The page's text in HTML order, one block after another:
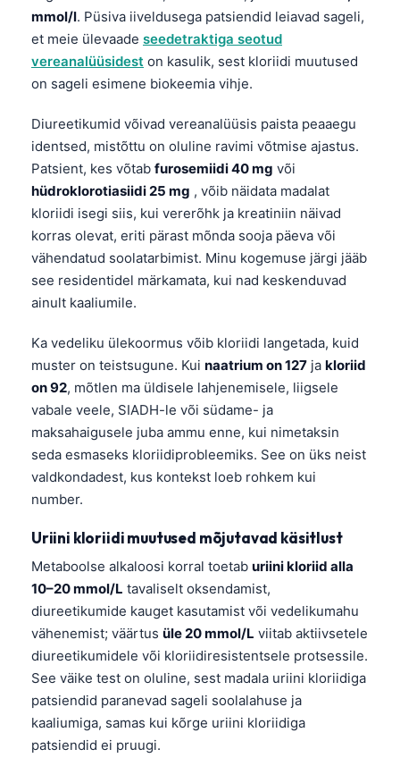
mmol/l. Püsiva iiveldusega patsiendid leiavad sageli,
et meie ülevaade seedetraktiga seotud
vereanalüüsidest on kasulik, sest kloriidi muutused
on sageli esimene biokeemia vihje.
Diureetikumid võivad vereanalüüsis paista peaaegu
identsed, mistõttu on oluline ravimi võtmise ajastus.
Patsient, kes võtab furosemiidi 40 mg või
hüdroklorotiasiidi 25 mg , võib näidata madalat
kloriidi isegi siis, kui vererõhk ja kreatiniin näivad
korras olevat, eriti pärast mõnda sooja päeva või
vähendatud soolatarbimist. Minu kogemuse järgi jääb
see residentidel märkamata, kui nad keskenduvad
ainult kaaliumile.
Ka vedeliku ülekoormus võib kloriidi langetada, kuid
muster on teistsugune. Kui naatrium on 127 ja kloriid
on 92, mõtlen ma üldisele lahjenemisele, liigsele
vabale veele, SIADH-le või südame- ja
maksahaigusele juba ammu enne, kui nimetaksin
seda esmaseks kloriidiprobleemiks. See on üks neist
valdkondadest, kus kontekst loeb rohkem kui
number.
Uriini kloriidi muutused mõjutavad käsitlust
Metaboolse alkaloosi korral toetab uriini kloriid alla
10–20 mmol/L tavaliselt oksendamist,
diureetikumide kauget kasutamist või vedelikumahu
vähenemist; väärtus üle 20 mmol/L viitab aktiivsetele
diureetikumidele või kloriidiresistentsele protsessile.
See väike test on oluline, sest madala uriini kloriidiga
patsiendid paranevad sageli soolalahuse ja
kaaliumiga, samas kui kõrge uriini kloriidiga
patsiendid ei pruugi.